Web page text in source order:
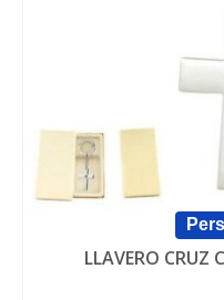
LLAVERO CRUZ